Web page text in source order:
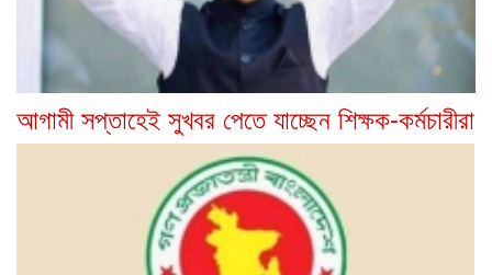
আগামী সপ্তাহেই সুখবর পেতে যাচ্ছেন শিক্ষক-কর্মচারীরা